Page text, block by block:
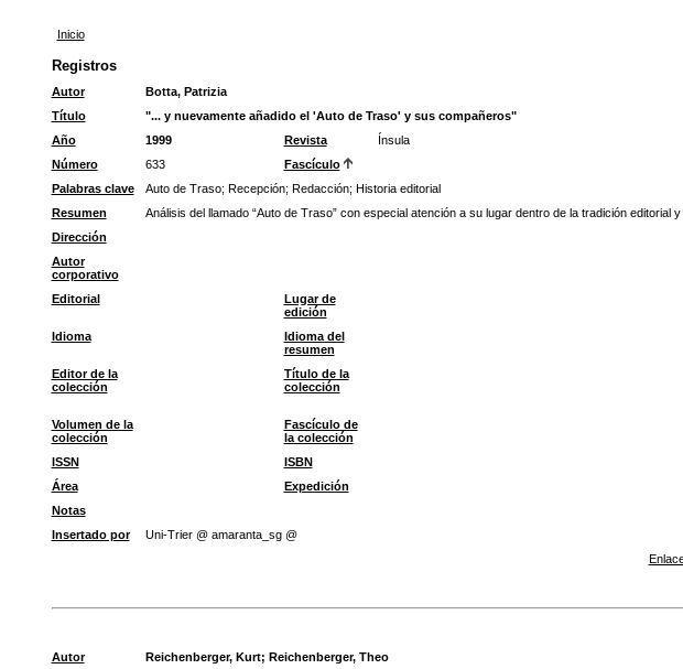
Inicio
Registros
Autor
Botta, Patrizia
Título
"... y nuevamente añadido el 'Auto de Traso' y sus compañeros"
Año
1999 Revista Ínsula
Número
633 Fascículo
Palabras clave
Auto de Traso; Recepción; Redacción; Historia editorial
Resumen
Análisis del llamado “Auto de Traso” con especial atención a su lugar dentro de la tradición editorial
Dirección
Autor
corporativo
Editorial
Lugar de
edición
Idioma
Idioma del
resumen
Editor de la
colección
Título de la
colección
Volumen de la
colección
Fascículo de
la colección
ISSN ISBN
Área
Expedición
Notas
Insertado por
Uni-Trier @ amaranta_sg @
Autor Reichenberger, Kurt; Reichenberger, Theo